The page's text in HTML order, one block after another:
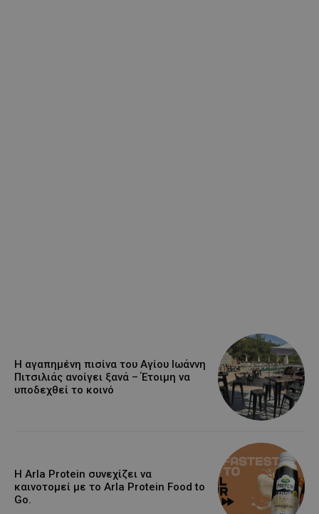
Η αγαπημένη πισίνα του Αγίου Ιωάννη
Πιτσιλιάς ανοίγει ξανά – Έτοιμη να
υποδεχθεί το κοινό
Η Arla Protein συνεχίζει να
καινοτομεί με το Arla Protein Food to
Go.